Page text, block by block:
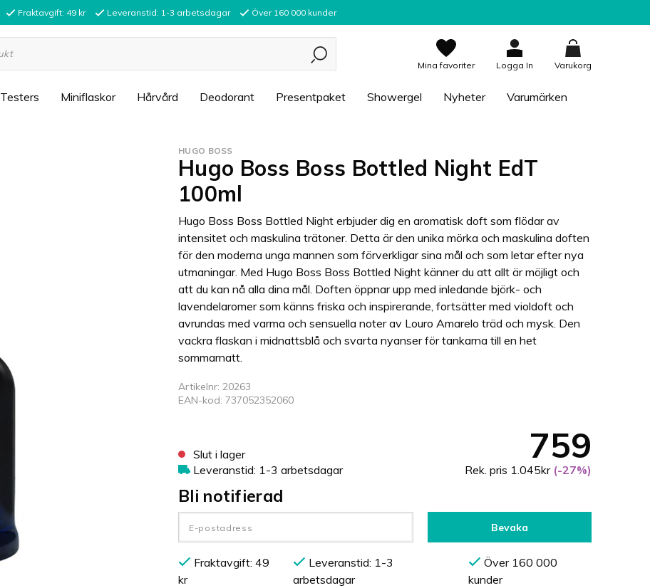
Fraktavgift: 49 kr Leveranstid: 1-3 arbetsdagar Över 160 000 kunder
Varukorg
Logga In
Mina favoriter
Testers Miniflaskor Hårvård Deodorant Presentpaket Showergel Nyheter Varumärken
HUGO BOSS
Hugo Boss Boss Bottled Night EdT
100ml
Hugo Boss Boss Bottled Night erbjuder dig en aromatisk doft som flödar av
intensitet och maskulina trätoner. Detta är den unika mörka och maskulina doften
för den moderna unga mannen som förverkligar sina mål och som letar efter nya
utmaningar. Med Hugo Boss Boss Bottled Night känner du att allt är möjligt och
att du kan nå alla dina mål. Doften öppnar upp med inledande björk- och
lavendelaromer som känns friska och inspirerande, fortsätter med violdoft och
avrundas med varma och sensuella noter av Louro Amarelo träd och mysk. Den
vackra flaskan i midnattsblå och svarta nyanser för tankarna till en het
sommarnatt.
Artikelnr: 20263
EAN-kod: 737052352060
Slut i lager
Leveranstid: 1-3 arbetsdagar
759
Rek. pris 1.045kr (-27%)
Bli notifierad
Bevaka
Fraktavgift: 49
kr
Leveranstid: 1-3
arbetsdagar
Över 160 000
kunder